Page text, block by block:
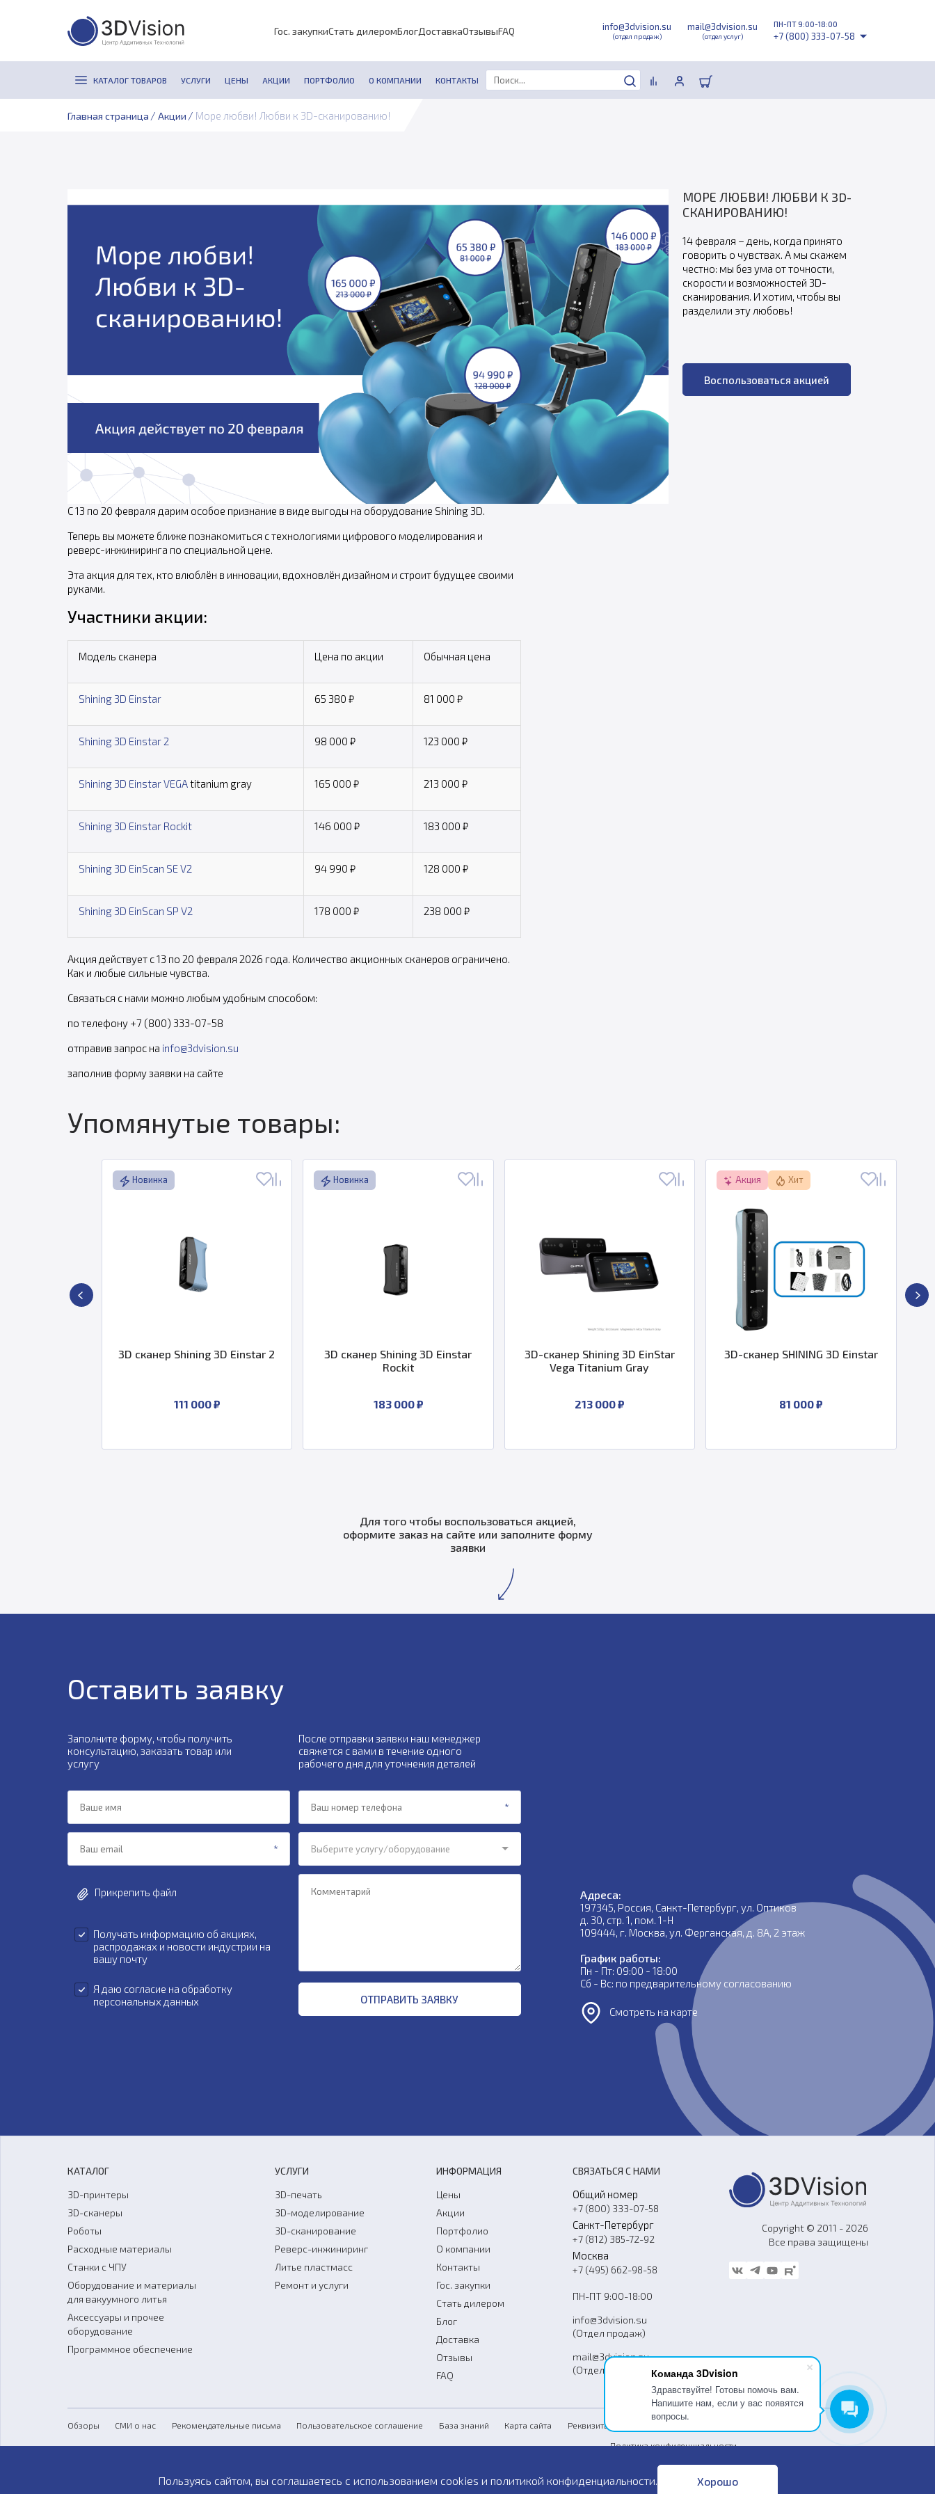
Команда 3Dvision
Здравствуйте! Готовы помочь вам.
Напишите нам, если у вас появятся
вопросы.
Гос. закупкиСтать дилеромБлогДоставкаОтзывыFAQ info@3dvision.su
(отдел продаж)
mail@3dvision.su
(отдел услуг)
ПН-ПТ 9:00-18:00
+7 (800) 333-07-58
КАТАЛОГ ТОВАРОВ УСЛУГИ ЦЕНЫ АКЦИИ ПОРТФОЛИО О КОМПАНИИ КОНТАКТЫ
Главная страница / Акции / Море любви! Любви к 3D-сканированию!
МОРЕ ЛЮБВИ! ЛЮБВИ К 3D-
СКАНИРОВАНИЮ!
14 февраля – день, когда принято
говорить о чувствах. А мы скажем
честно: мы без ума от точности,
скорости и возможностей 3D-
сканирования. И хотим, чтобы вы
разделили эту любовь!
Воспользоваться акцией
С 13 по 20 февраля дарим особое признание в виде выгоды на оборудование Shining 3D.
Теперь вы можете ближе познакомиться с технологиями цифрового моделирования и
реверс-инжиниринга по специальной цене.
Эта акция для тех, кто влюблён в инновации, вдохновлён дизайном и строит будущее своими
руками.
Участники акции:
Модель сканера Цена по акции Обычная цена
Shining 3D Einstar 65 380 ₽ 81 000 ₽
Shining 3D Einstar 2 98 000 ₽ 123 000 ₽
Shining 3D Einstar VEGAtitanium gray 165 000 ₽ 213 000 ₽
Shining 3D Einstar Rockit 146 000 ₽ 183 000 ₽
Shining 3D EinScan SE V2 94 990 ₽ 128 000 ₽
Shining 3D EinScan SP V2 178 000 ₽ 238 000 ₽
Акция действует с 13 по 20 февраля 2026 года. Количество акционных сканеров ограничено.
Как и любые сильные чувства.
Связаться с нами можно любым удобным способом:
по телефону +7 (800) 333-07-58
отправив запрос на info@3dvision.su
заполнив форму заявки на сайте
Упомянутые товары:
Новинка
3D сканер Shining 3D Einstar 2
111 000 ₽
Новинка
3D сканер Shining 3D Einstar
Rockit
183 000 ₽
3D-сканер Shining 3D EinStar
Vega Titanium Gray
213 000 ₽
Акция Хит
3D-сканер SHINING 3D Einstar
81 000 ₽
Для того чтобы воспользоваться акцией,
оформите заказ на сайте или заполните форму
заявки
Оставить заявку
Заполните форму, чтобы получить
консультацию, заказать товар или
услугу
После отправки заявки наш менеджер
свяжется с вами в течение одного
рабочего дня для уточнения деталей
Выберите услугу/оборудование
Прикрепить файл
Получать информацию об акциях,
распродажах и новости индустрии на
вашу почту
Я даю согласие на обработку
персональных данных
ОТПРАВИТЬ ЗАЯВКУ
Адреса:
197345, Россия, Санкт-Петербург, ул. Оптиков
д. 30, стр. 1, пом. 1-Н
109444, г. Москва, ул. Ферганская, д. 8А, 2 этаж
График работы:
Пн - Пт: 09:00 - 18:00
Сб - Вс: по предварительному согласованию
Смотреть на карте
КАТАЛОГ
3D-принтеры
3D-сканеры
Роботы
Расходные материалы
Станки с ЧПУ
Оборудование и материалы
для вакуумного литья
Аксессуары и прочее
оборудование
Программное обеспечение
УСЛУГИ
3D-печать
3D-моделирование
3D-сканирование
Реверс-инжиниринг
Литье пластмасс
Ремонт и услуги
ИНФОРМАЦИЯ
Цены
Акции
Портфолио
О компании
Контакты
Гос. закупки
Стать дилером
Блог
Доставка
Отзывы
FAQ
СВЯЗАТЬСЯ С НАМИ
Общий номер
+7 (800) 333-07-58
Санкт-Петербург
+7 (812) 385-72-92
Москва
+7 (495) 662-98-58
ПН-ПТ 9:00-18:00
info@3dvision.su
(Отдел продаж)
mail@3dvision.su
(Отдел услуг)
Copyright © 2011 - 2026
Все права защищены
Обзоры СМИ о нас Рекомендательные письма Пользовательское соглашение База знаний Карта сайта Реквизиты Согласие на обработку персональных данных
Политика конфиденциальности
Публичная оферта
Пользуясь сайтом, вы соглашаетесь с использованием cookies и политикой конфиденциальности. Хорошо